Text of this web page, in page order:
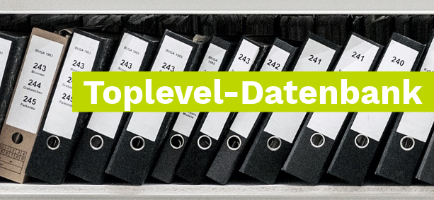
Toplevel-Datenbank